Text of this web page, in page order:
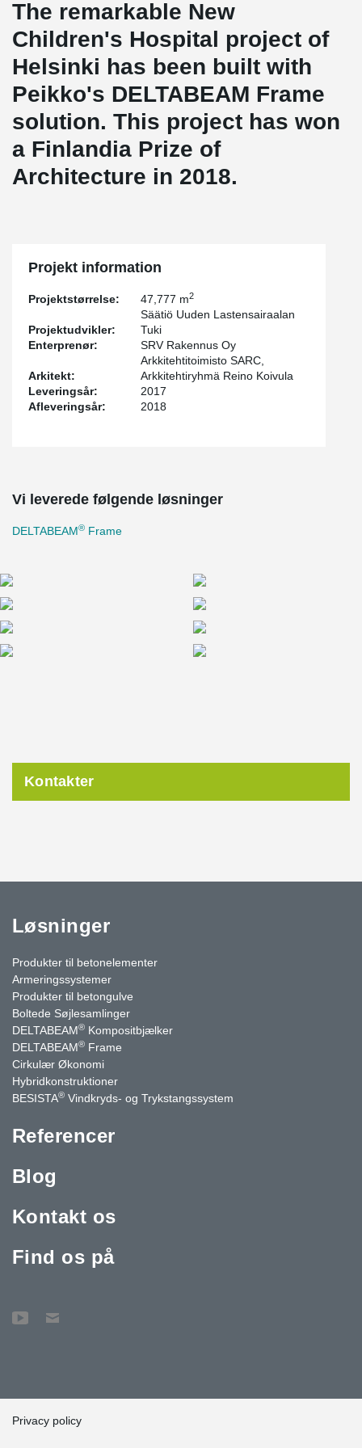
The remarkable New
Children's Hospital project of
Helsinki has been built with
Peikko's DELTABEAM Frame
solution. This project has won
a Finlandia Prize of
Architecture in 2018.
Projekt information
Projektstørrelse: 47,777 m2
Projektudvikler:
Säätiö Uuden Lastensairaalan
Tuki
Enterprenør:
SRV Rakennus Oy
Arkitekt:
Arkkitehtitoimisto SARC,
Arkkitehtiryhmä Reino Koivula
Leveringsår:
2017
Afleveringsår:
2018
Vi leverede følgende løsninger
DELTABEAM® Frame
Kontakter
Løsninger
Produkter til betonelementer
Armeringssystemer
Produkter til betongulve
Boltede Søjlesamlinger
DELTABEAM® Kompositbjælker
DELTABEAM® Frame
Cirkulær Økonomi
Hybridkonstruktioner
BESISTA® Vindkryds- og Trykstangssystem
Referencer
Blog
Kontakt os
Find os på
Privacy policy